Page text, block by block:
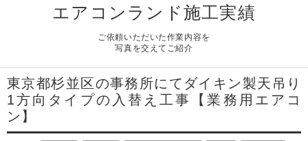
Question
お問い合わせ
Contact us
電話問い合わせはこちら
Call a store
無料見積り依頼はこちら
Estimate request
エアコンランド施工実績
ご依頼いただいた作業内容を
写真を交えてご紹介
東京都杉並区の事務所にてダイキン製天吊り
1方向タイプの入替え工事【業務用エアコ
ン】